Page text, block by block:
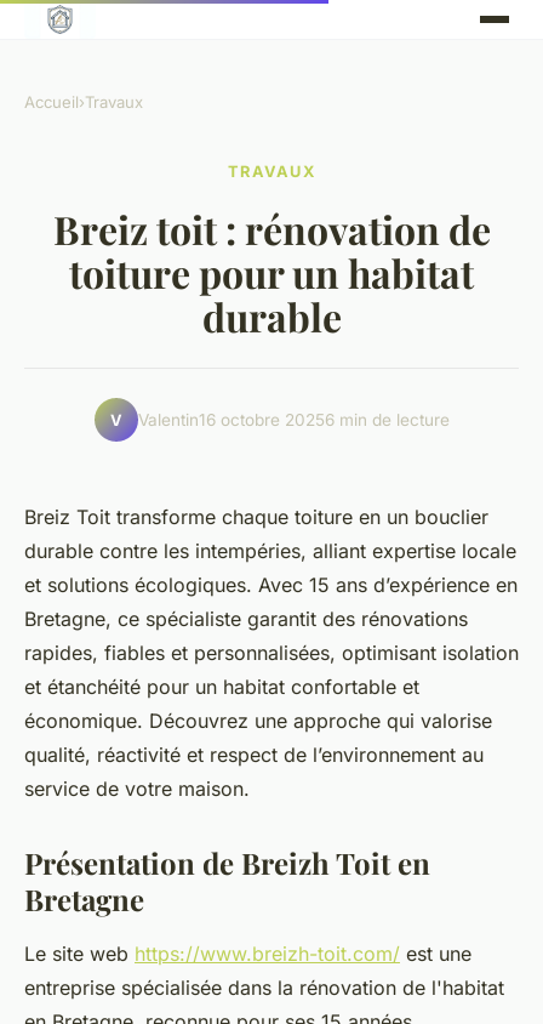
Accueil›Travaux
TRAVAUX
Breiz toit : rénovation de
toiture pour un habitat
durable
V Valentin16 octobre 20256 min de lecture
Breiz Toit transforme chaque toiture en un bouclier
durable contre les intempéries, alliant expertise locale
et solutions écologiques. Avec 15 ans d’expérience en
Bretagne, ce spécialiste garantit des rénovations
rapides, fiables et personnalisées, optimisant isolation
et étanchéité pour un habitat confortable et
économique. Découvrez une approche qui valorise
qualité, réactivité et respect de l’environnement au
service de votre maison.
Présentation de Breizh Toit en
Bretagne
Le site web https://www.breizh-toit.com/ est une
entreprise spécialisée dans la rénovation de l'habitat